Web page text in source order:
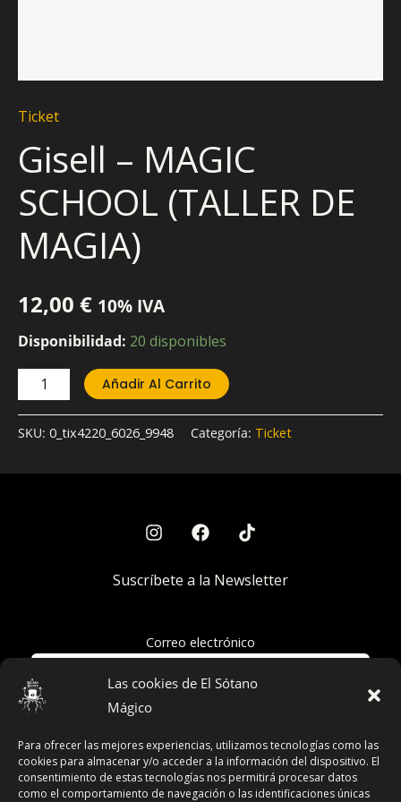
Las cookies de El Sótano
Mágico
Para ofrecer las mejores experiencias, utilizamos tecnologías como las
cookies para almacenar y/o acceder a la información del dispositivo. El
consentimiento de estas tecnologías nos permitirá procesar datos
como el comportamiento de navegación o las identificaciones únicas
Ticket
Gisell – MAGIC
SCHOOL (TALLER DE
MAGIA)
12,00 € 10% IVA
Disponibilidad: 20 disponibles
Añadir Al Carrito
SKU: 0_tix4220_6026_9948 Categoría: Ticket
Suscríbete a la Newsletter
Correo electrónico
Acepto la política de privacidad